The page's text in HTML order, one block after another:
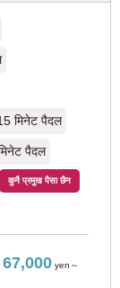
मिनेट पैदल
पैदल
कुनै प्रमुख पैसा छैन
67,000yen～